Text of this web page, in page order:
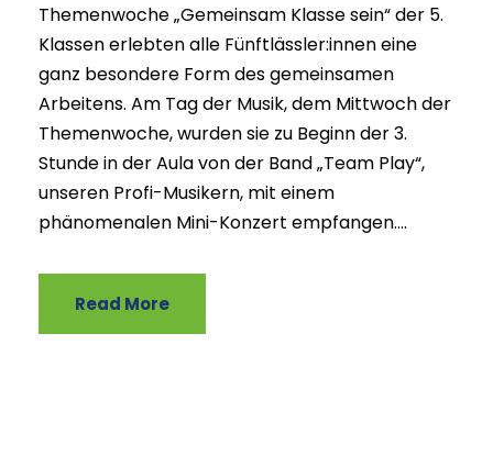
Themenwoche „Gemeinsam Klasse sein“ der 5.
Klassen erlebten alle Fünftlässler:innen eine
ganz besondere Form des gemeinsamen
Arbeitens. Am Tag der Musik, dem Mittwoch der
Themenwoche, wurden sie zu Beginn der 3.
Stunde in der Aula von der Band „Team Play“,
unseren Profi-Musikern, mit einem
phänomenalen Mini-Konzert empfangen....
Read More